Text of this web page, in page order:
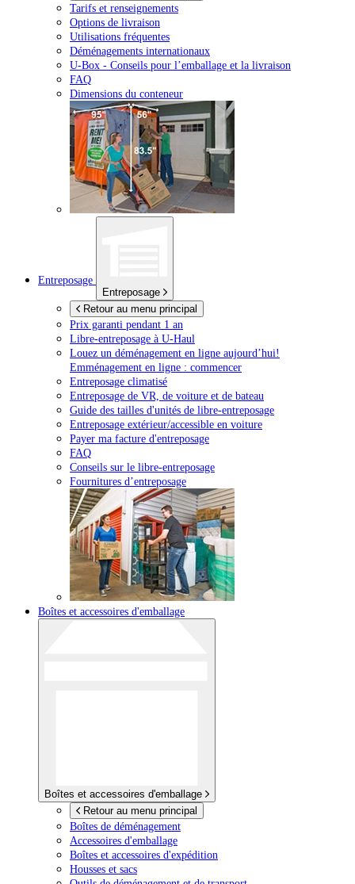
Tarifs et renseignements
Options de livraison
Utilisations fréquentes
Déménagements internationaux
U-Box - Conseils pour l’emballage et la livraison
FAQ
Dimensions du conteneur
Entreposage
Entreposage
Retour au menu principal
Prix garanti pendant 1 an
Libre-entreposage à U-Haul
Louez un déménagement en ligne aujourd’hui!
Emménagement en ligne : commencer
Entreposage climatisé
Entreposage de VR, de voiture et de bateau
Guide des tailles d'unités de libre-entreposage
Entreposage extérieur/accessible en voiture
Payer ma facture d'entreposage
FAQ
Conseils sur le libre-entreposage
Fournitures d’entreposage
Boîtes et accessoires d'emballage
Boîtes et accessoires d'emballage
Retour au menu principal
Boîtes de déménagement
Accessoires d'emballage
Boîtes et accessoires d'expédition
Housses et sacs